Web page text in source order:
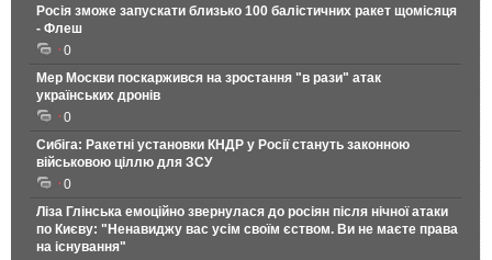
Росія зможе запускати близько 100 балістичних ракет щомісяця
- Флеш
0
Мер Москви поскаржився на зростання "в рази" атак
українських дронів
0
Сибіга: Ракетні установки КНДР у Росії стануть законною
військовою ціллю для ЗСУ
0
Ліза Глінська емоційно звернулася до росіян після нічної атаки
по Києву: "Ненавиджу вас усім своїм єством. Ви не маєте права
на існування"